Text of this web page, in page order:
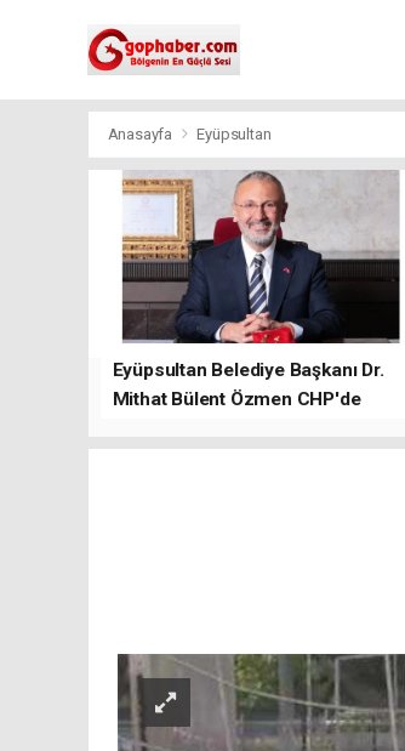
Anasayfa Eyüpsultan
Eyüpsultan Belediye Başkanı Dr.
Mithat Bülent Özmen CHP'de